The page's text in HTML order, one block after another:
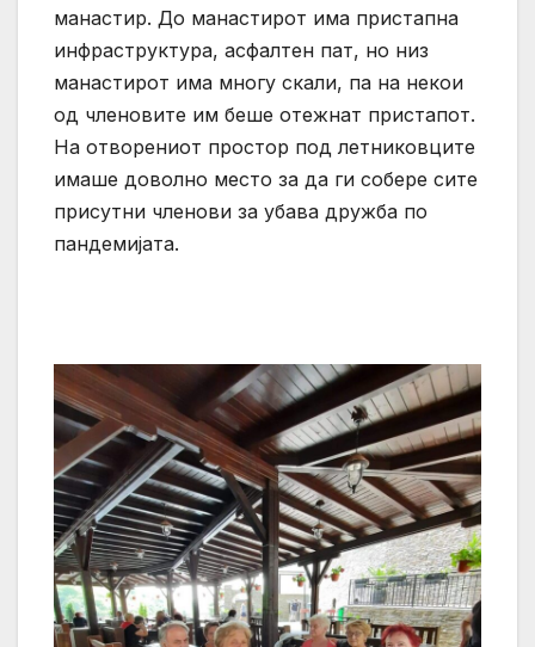
манастир. До манастирот има пристапна
инфраструктура, асфалтен пат, но низ
манастирот има многу скали, па на некои
од членовите им беше отежнат пристапот.
На отворениот простор под летниковците
имаше доволно место за да ги собере сите
присутни членови за убава дружба по
пандемијата.